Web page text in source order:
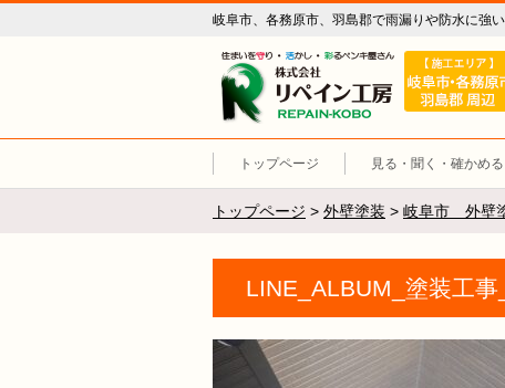
岐阜市、各務原市、羽島郡で雨漏りや防水に強
リペイン
トップページ 見る・聞く・確かめる
トップページ > 外壁塗装 > 岐阜市 外壁
LINE_ALBUM_塗装工